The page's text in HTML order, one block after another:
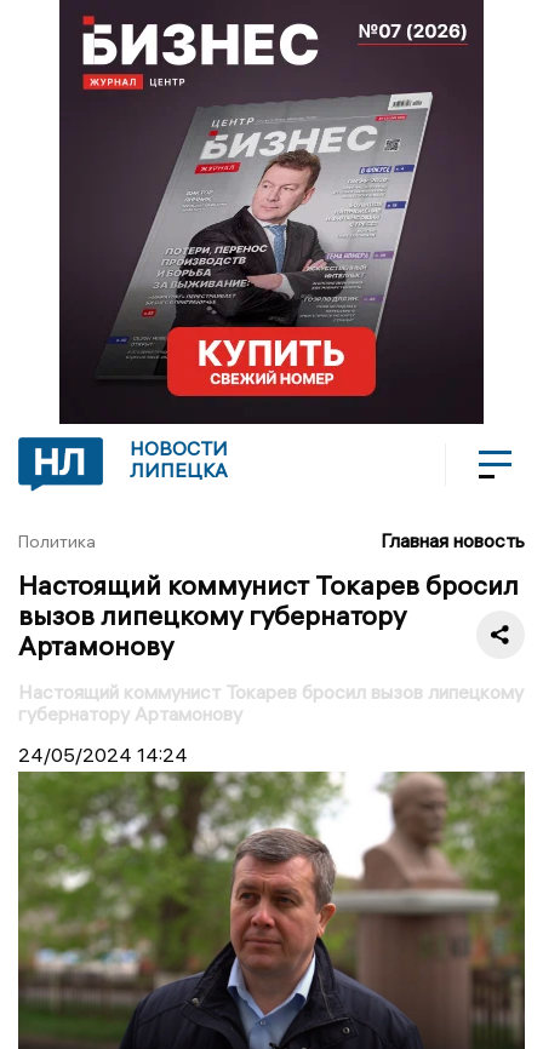
НОВОСТИ
ЛИПЕЦКА
Политика Главная новость
Настоящий коммунист Токарев бросил
вызов липецкому губернатору
Артамонову
Настоящий коммунист Токарев бросил вызов липецкому
губернатору Артамонову
24/05/2024 14:24